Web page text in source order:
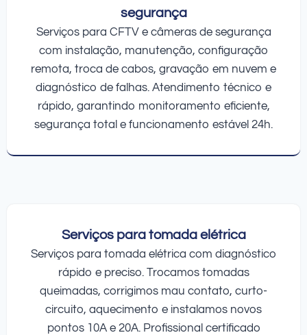
segurança
Serviços para CFTV e câmeras de segurança
com instalação, manutenção, configuração
remota, troca de cabos, gravação em nuvem e
diagnóstico de falhas. Atendimento técnico e
rápido, garantindo monitoramento eficiente,
segurança total e funcionamento estável 24h.
Serviços para tomada elétrica
Serviços para tomada elétrica com diagnóstico
rápido e preciso. Trocamos tomadas
queimadas, corrigimos mau contato, curto-
circuito, aquecimento e instalamos novos
pontos 10A e 20A. Profissional certificado